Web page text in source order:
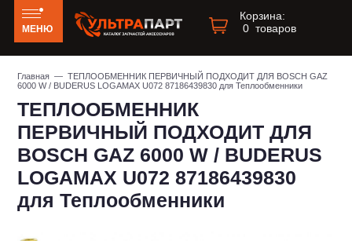
МЕНЮ
Корзина:
0 товаров
Главная — ТЕПЛООБМЕННИК ПЕРВИЧНЫЙ ПОДХОДИТ ДЛЯ BOSCH GAZ
6000 W / BUDERUS LOGAMAX U072 87186439830 для Теплообменники
ТЕПЛООБМЕННИК
ПЕРВИЧНЫЙ ПОДХОДИТ ДЛЯ
BOSCH GAZ 6000 W / BUDERUS
LOGAMAX U072 87186439830
для Теплообменники